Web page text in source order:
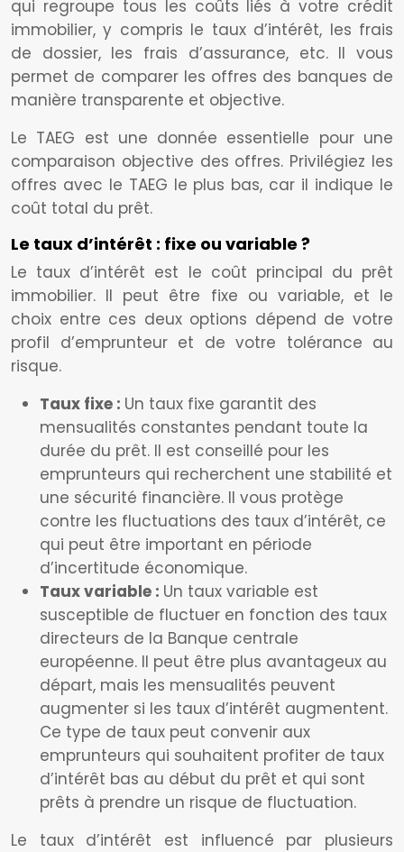
qui regroupe tous les coûts liés à votre crédit
immobilier, y compris le taux d’intérêt, les frais
de dossier, les frais d’assurance, etc. Il vous
permet de comparer les offres des banques de
manière transparente et objective.
Le TAEG est une donnée essentielle pour une
comparaison objective des offres. Privilégiez les
offres avec le TAEG le plus bas, car il indique le
coût total du prêt.
Le taux d’intérêt : fixe ou variable ?
Le taux d’intérêt est le coût principal du prêt
immobilier. Il peut être fixe ou variable, et le
choix entre ces deux options dépend de votre
profil d’emprunteur et de votre tolérance au
risque.
Taux fixe : Un taux fixe garantit des
mensualités constantes pendant toute la
durée du prêt. Il est conseillé pour les
emprunteurs qui recherchent une stabilité et
une sécurité financière. Il vous protège
contre les fluctuations des taux d’intérêt, ce
qui peut être important en période
d’incertitude économique.
Taux variable : Un taux variable est
susceptible de fluctuer en fonction des taux
directeurs de la Banque centrale
européenne. Il peut être plus avantageux au
départ, mais les mensualités peuvent
augmenter si les taux d’intérêt augmentent.
Ce type de taux peut convenir aux
emprunteurs qui souhaitent profiter de taux
d’intérêt bas au début du prêt et qui sont
prêts à prendre un risque de fluctuation.
Le taux d’intérêt est influencé par plusieurs